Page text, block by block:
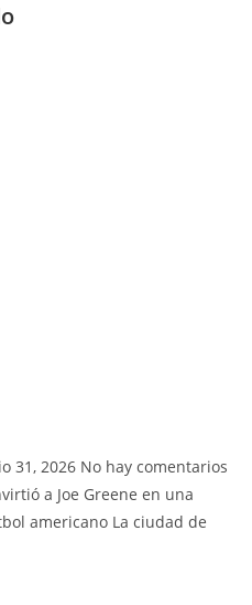
31, 2026 No hay comentarios
a Joe Greene en una
americano La ciudad de